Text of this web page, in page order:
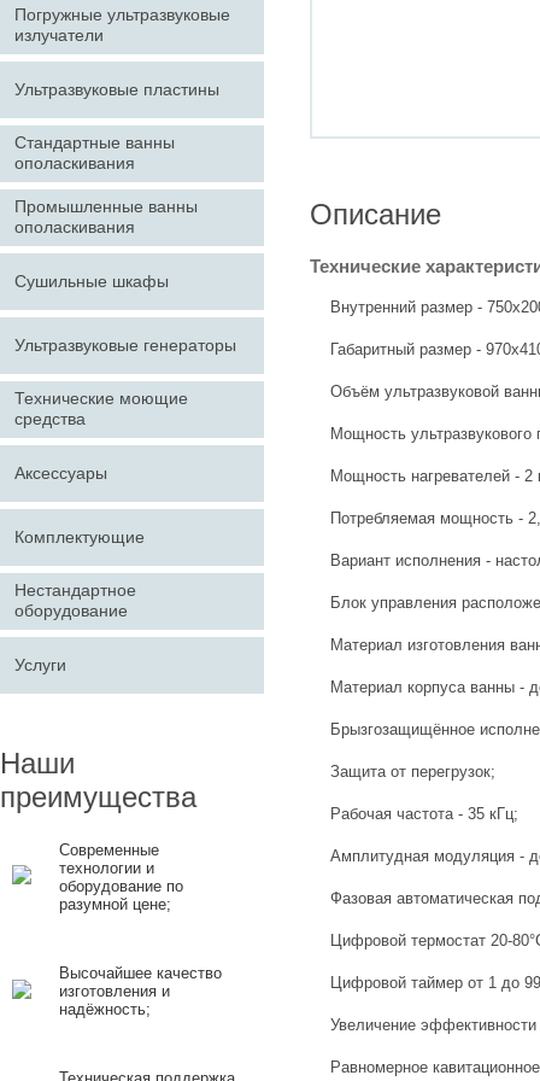
Погружные ультразвуковые
излучатели
Ультразвуковые пластины
Стандартные ванны
ополаскивания
Промышленные ванны
ополаскивания
Сушильные шкафы
Ультразвуковые генераторы
Технические моющие
средства
Аксессуары
Комплектующие
Нестандартное
оборудование
Услуги
Наши
преимущества
Современные
технологии и
оборудование по
разумной цене;
Высочайшее качество
изготовления и
надёжность;
Описание
Технические
Внутренний размер -
Габаритный размер -
Объём ультразвуковой
Мощность ультразвукового
Мощность нагревателей - 2
Потребляемая мощность -
Вариант исполнения -
Блок управления
Материал изготовления
Материал корпуса ванны -
Брызгозащищённое
Защита от перегрузок;
Рабочая частота - 35 кГц;
Амплитудная модуляция -
Фазовая автоматическая
Цифровой термостат 20-
Цифровой таймер от 1 до
Увеличение эффективности
Равномерное